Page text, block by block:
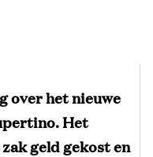
over het nieuwe
Het
geld gekost en